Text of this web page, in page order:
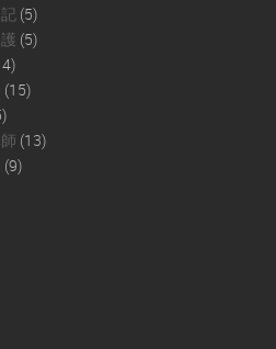
(5)
(5)
(15)
(13)
(9)